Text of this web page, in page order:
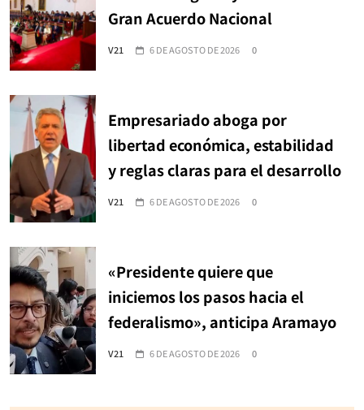
Gran Acuerdo Nacional
V21 6 DE AGOSTO DE 2026 0
Empresariado aboga por
libertad económica, estabilidad
y reglas claras para el desarrollo
V21 6 DE AGOSTO DE 2026 0
«Presidente quiere que
iniciemos los pasos hacia el
federalismo», anticipa Aramayo
V21 6 DE AGOSTO DE 2026 0